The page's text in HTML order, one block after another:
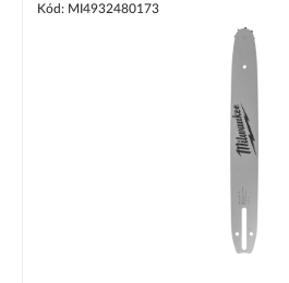
Kód: MI4932480173